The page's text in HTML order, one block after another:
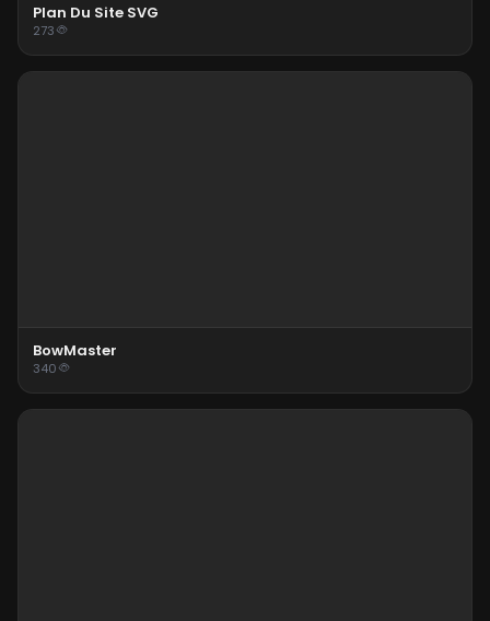
Plan Du Site SVG
273
BowMaster
340